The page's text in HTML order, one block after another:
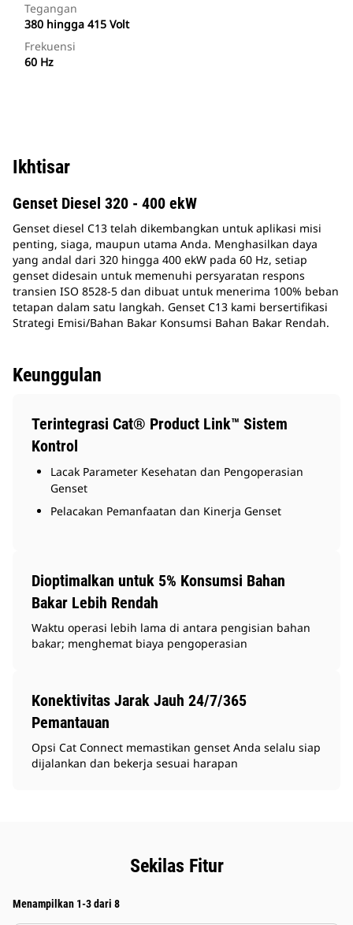
Tegangan
380 hingga 415 Volt
Frekuensi
60 Hz
Ikhtisar
Genset Diesel 320 - 400 ekW
Genset diesel C13 telah dikembangkan untuk aplikasi misi
penting, siaga, maupun utama Anda. Menghasilkan daya
yang andal dari 320 hingga 400 ekW pada 60 Hz, setiap
genset didesain untuk memenuhi persyaratan respons
transien ISO 8528-5 dan dibuat untuk menerima 100% beban
tetapan dalam satu langkah. Genset C13 kami bersertifikasi
Strategi Emisi/Bahan Bakar Konsumsi Bahan Bakar Rendah.
Keunggulan
Terintegrasi Cat® Product Link™ Sistem
Kontrol
Lacak Parameter Kesehatan dan Pengoperasian
Genset
Pelacakan Pemanfaatan dan Kinerja Genset
Dioptimalkan untuk 5% Konsumsi Bahan
Bakar Lebih Rendah
Waktu operasi lebih lama di antara pengisian bahan
bakar; menghemat biaya pengoperasian
Konektivitas Jarak Jauh 24/7/365
Pemantauan
Opsi Cat Connect memastikan genset Anda selalu siap
dijalankan dan bekerja sesuai harapan
Sekilas Fitur
Menampilkan 1-3 dari 8